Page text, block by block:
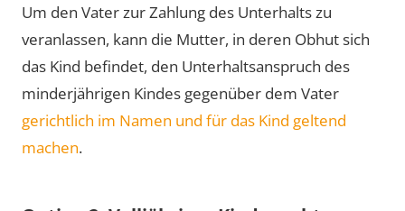
Um den Vater zur Zahlung des Unterhalts zu
veranlassen, kann die Mutter, in deren Obhut sich
das Kind befindet, den Unterhaltsanspruch des
minderjährigen Kindes gegenüber dem Vater
gerichtlich im Namen und für das Kind geltend
machen.